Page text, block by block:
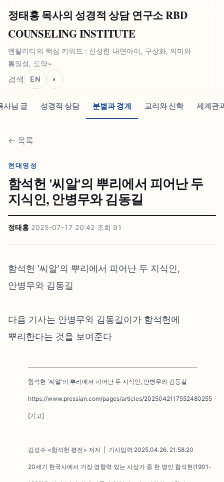
정태홍 목사의 성경적 상담 연구소 RBD
COUNSELING INSTITUTE
멘탈리티의 핵심 키워드 : 신성한 내면아이, 구상화, 의미와
통일성, 도약~
검색 EN ◐
사님 글 성경적 상담 분별과 경계 교리와 신학 세계관
← 목록
현대영성
함석헌 '씨알'의 뿌리에서 피어난 두
지식인, 안병무와 김동길
정태홍·2025-07-17 20:42·조회 91
함석헌 '씨알'의 뿌리에서 피어난 두 지식인,
안병무와 김동길
다음 기사는 안병무와 김동길이가 함석헌에
뿌리한다는 것을 보여준다
함석헌 '씨알'의 뿌리에서 피어난 두 지식인, 안병무와 김동길
https://www.pressian.com/pages/articles/2025042117552480255
[기고]
김성수 <함석헌 평전> 저자 | 기사입력 2025.04.26. 21:58:20
20세기 한국사에서 가장 영향력 있는 사상가 중 한 명인 함석헌(1901-